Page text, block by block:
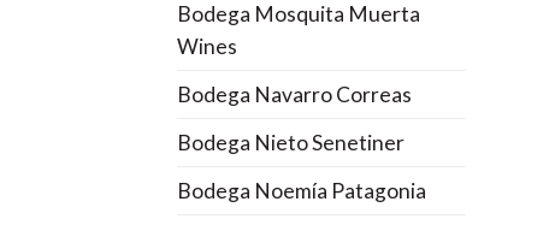
Bodega Mosquita Muerta
Wines
Bodega Navarro Correas
Bodega Nieto Senetiner
Bodega Noemía Patagonia